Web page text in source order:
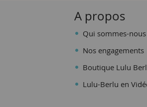
A propos
Qui sommes-nous
Nos engagements
Boutique Lulu
Lulu-Berlu en